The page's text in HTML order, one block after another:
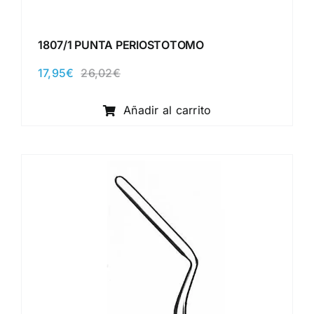
1807/1 PUNTA PERIOSTOTOMO
26,02€El
original
era:
17,95€
El
actual
es:
Añadir al carrito